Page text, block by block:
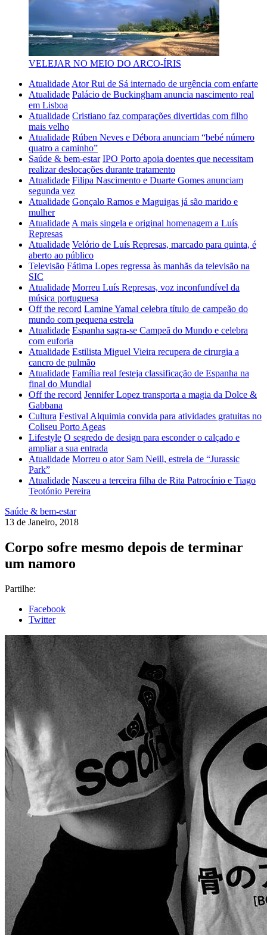
VELEJAR NO MEIO DO ARCO-ÍRIS
Atualidade Ator Rui de Sá internado de urgência com enfarte
Atualidade Palácio de Buckingham anuncia nascimento real
em Lisboa
Atualidade Cristiano faz comparações divertidas com filho
mais velho
Atualidade Rúben Neves e Débora anunciam “bebé número
quatro a caminho”
Saúde & bem-estar IPO Porto apoia doentes que necessitam
realizar deslocações durante tratamento
Atualidade Filipa Nascimento e Duarte Gomes anunciam
segunda vez
Atualidade Gonçalo Ramos e Maguigas já são marido e
mulher
Atualidade A mais singela e original homenagem a Luís
Represas
Atualidade Velório de Luís Represas, marcado para quinta, é
aberto ao público
Televisão Fátima Lopes regressa às manhãs da televisão na
SIC
Atualidade Morreu Luís Represas, voz inconfundível da
música portuguesa
Off the record Lamine Yamal celebra título de campeão do
mundo com pequena estrela
Atualidade Espanha sagra-se Campeã do Mundo e celebra
com euforia
Atualidade Estilista Miguel Vieira recupera de cirurgia a
cancro de pulmão
Atualidade Família real festeja classificação de Espanha na
final do Mundial
Off the record Jennifer Lopez transporta a magia da Dolce &
Gabbana
Cultura Festival Alquimia convida para atividades gratuitas no
Coliseu Porto Ageas
Lifestyle O segredo de design para esconder o calçado e
ampliar a sua entrada
Atualidade Morreu o ator Sam Neill, estrela de “Jurassic
Park”
Atualidade Nasceu a terceira filha de Rita Patrocínio e Tiago
Teotónio Pereira
Saúde & bem-estar
13 de Janeiro, 2018
Corpo sofre mesmo depois de terminar
um namoro
Partilhe:
Facebook
Twitter